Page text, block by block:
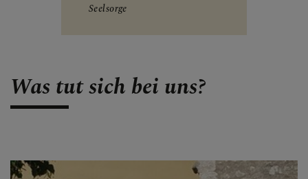
Seelsorge
Was tut sich bei uns?